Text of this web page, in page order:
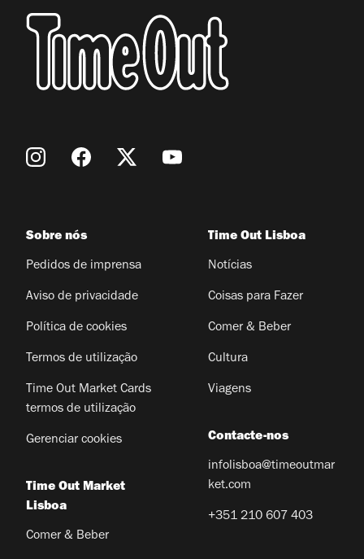
Sobre nós
Pedidos de imprensa
Aviso de privacidade
Política de cookies
Termos de utilização
Time Out Market Cards
termos de utilização
Gerenciar cookies
Time Out Market
Lisboa
Comer & Beber
Time Out Lisboa
Notícias
Coisas para Fazer
Comer & Beber
Cultura
Viagens
Contacte-nos
infolisboa@timeoutmar
ket.com
+351 210 607 403